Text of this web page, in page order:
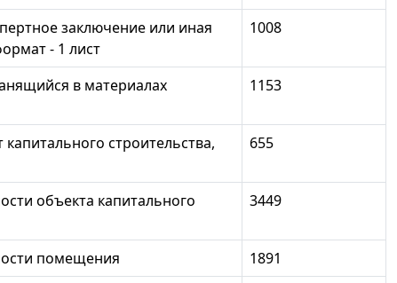
заключение или иная
- 1 лист
1008
в материалах
1153
строительства,
655
объекта капитального
3449
помещения
1891